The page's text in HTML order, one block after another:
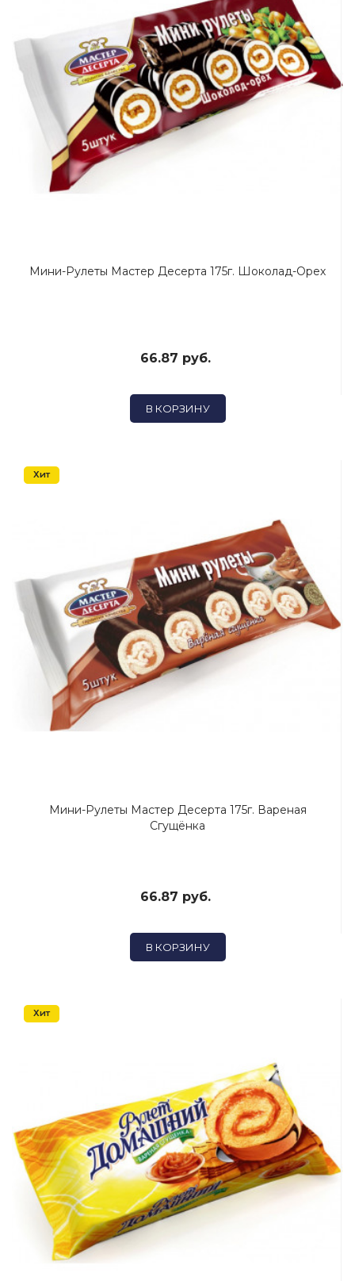
Мини-Рулеты Мастер Десерта 175г. Шоколад-Орех
66.87 руб.
В КОРЗИНУ
Хит
Мини-Рулеты Мастер Десерта 175г. Вареная
Сгущёнка
66.87 руб.
В КОРЗИНУ
Хит